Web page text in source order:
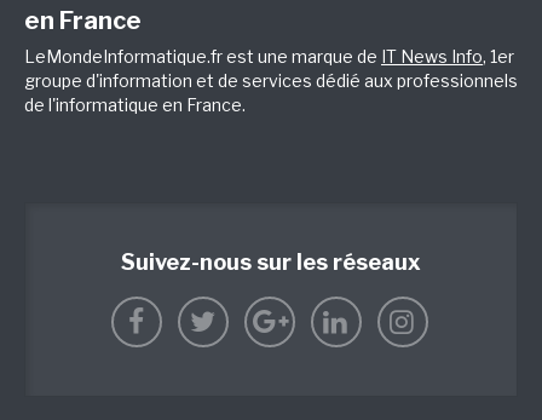
en France
LeMondeInformatique.fr est une marque de IT News Info, 1er
groupe d'information et de services dédié aux professionnels
de l'informatique en France.
Suivez-nous sur les réseaux